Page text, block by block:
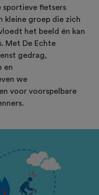
sportieve fietsers
kleine groep die zich
het beeld én kan
Met De Echte
gedrag,
en
we
voor voorspelbare